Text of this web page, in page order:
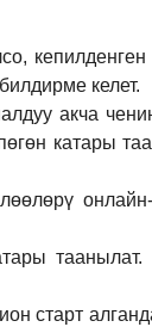
келет.
акча
катары
таанылат.
старт